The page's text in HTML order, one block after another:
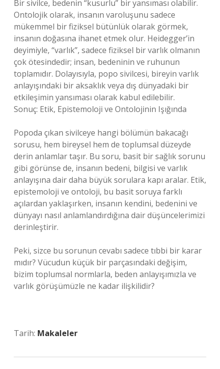
Bir sivilce, bedenin “kusurlu” bir yansıması olabilir.
Ontolojik olarak, insanın varoluşunu sadece
mükemmel bir fiziksel bütünlük olarak görmek,
insanın doğasına ihanet etmek olur. Heidegger’in
deyimiyle, “varlık”, sadece fiziksel bir varlık olmanın
çok ötesindedir; insan, bedeninin ve ruhunun
toplamıdır. Dolayısıyla, popo sivilcesi, bireyin varlık
anlayışındaki bir aksaklık veya dış dünyadaki bir
etkileşimin yansıması olarak kabul edilebilir.
Sonuç: Etik, Epistemoloji ve Ontolojinin Işığında
Popoda çıkan sivilceye hangi bölümün bakacağı
sorusu, hem bireysel hem de toplumsal düzeyde
derin anlamlar taşır. Bu soru, basit bir sağlık sorunu
gibi görünse de, insanın bedeni, bilgisi ve varlık
anlayışına dair daha büyük sorulara kapı aralar. Etik,
epistemoloji ve ontoloji, bu basit soruya farklı
açılardan yaklaşırken, insanın kendini, bedenini ve
dünyayı nasıl anlamlandırdığına dair düşüncelerimizi
derinleştirir.
Peki, sizce bu sorunun cevabı sadece tıbbi bir karar
mıdır? Vücudun küçük bir parçasındaki değişim,
bizim toplumsal normlarla, beden anlayışımızla ve
varlık görüşümüzle ne kadar ilişkilidir?
Tarih: Makaleler